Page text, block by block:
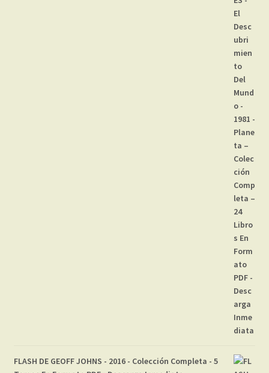
FLASH DE GEOFF JOHNS - 2016 - Colección Completa - 5